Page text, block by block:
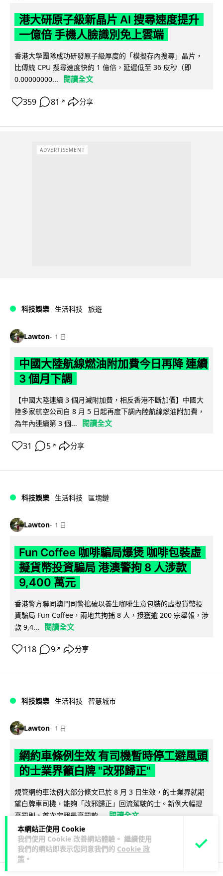
本網站正使用 Cookie
我們使用 Cookie 改善網站體驗。 繼續使用
我們的網站即表示您同意我們的 Cookie 政
策 。
港大研原子級新晶片 AI 搜尋速度提升
一億倍 手機人臉識別免上雲端
香港大學團隊成功研發原子級厚度的「模擬存內搜尋」晶片，
比傳統 CPU 搜尋速度快約 1 億倍，延遲低至 36 皮秒（即
0.00000000...
閱讀全文
359 81 ↗ 分享
ADVERTISEMENT
科技娛樂 生活科技 旅遊
Lawton 1 日
中國大陸航線燃油附加費今日再降 連續
3 個月下調
【中國大陸連續 3 個月減附加費，相反香港不斷加價】中國大
陸多家航空公司自 8 月 5 日起再度下調內陸航線燃油附加費，
為年內連續第 3 個...
閱讀全文
31 5 ↗ 分享
科技娛樂 生活科技 區塊鏈
Lawton 1 日
Fun Coffee 咖啡騙局爆煲 咖啡包裝虛
擬貨幣投資騙局 港澳警拘 8 人涉款
9,400 萬元
香港警方聯同澳門司警搗破以養生咖啡生意包裝的虛擬貨幣投
資騙局 Fun Coffee，兩地共拘捕 8 人，接獲逾 200 宗舉報，涉
款 9,4...
閱讀全文
118 9 ↗ 分享
科技娛樂 生活科技 智慧城市
Lawton 1 日
網約車條例生效 有司機暫時停工避風頭
的士業界籲白牌 "改邪歸正"
規管網約車法例大部分條文已於 8 月 3 日生效，的士業界就期
望白牌車司機，能夠「改邪歸正」回流駕駛的士。新例大幅提
高罰則，首次定罪最高罰款... 閱讀全文
204 146 ↗ 分享